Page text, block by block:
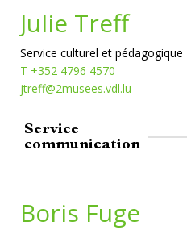
Julie Treff
Service culturel et pédagogique
T +352 4796 4570
jtreff@2musees.vdl.lu
Service
communication
Boris Fuge